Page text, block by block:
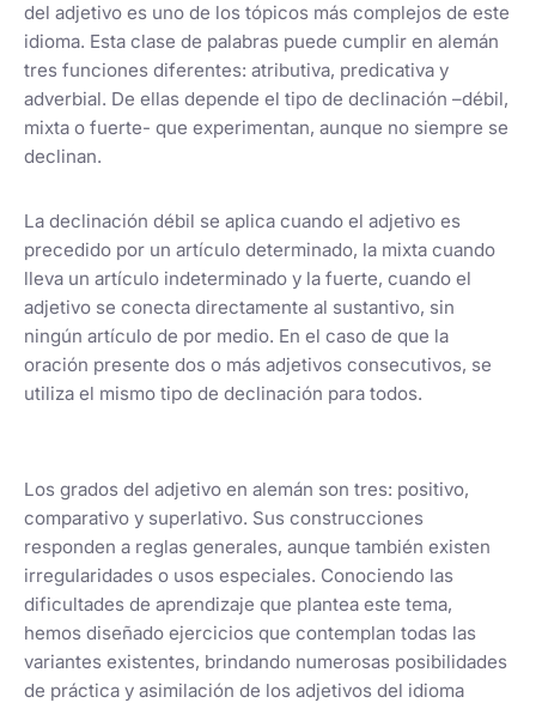
del adjetivo es uno de los tópicos más complejos de este
idioma. Esta clase de palabras puede cumplir en alemán
tres funciones diferentes: atributiva, predicativa y
adverbial. De ellas depende el tipo de declinación –débil,
mixta o fuerte- que experimentan, aunque no siempre se
declinan.
La declinación débil se aplica cuando el adjetivo es
precedido por un artículo determinado, la mixta cuando
lleva un artículo indeterminado y la fuerte, cuando el
adjetivo se conecta directamente al sustantivo, sin
ningún artículo de por medio. En el caso de que la
oración presente dos o más adjetivos consecutivos, se
utiliza el mismo tipo de declinación para todos.
Los grados del adjetivo en alemán son tres: positivo,
comparativo y superlativo. Sus construcciones
responden a reglas generales, aunque también existen
irregularidades o usos especiales. Conociendo las
dificultades de aprendizaje que plantea este tema,
hemos diseñado ejercicios que contemplan todas las
variantes existentes, brindando numerosas posibilidades
de práctica y asimilación de los adjetivos del idioma